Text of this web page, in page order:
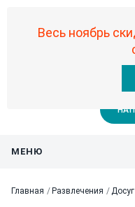
Главная Развлечения Досуг
Весь ноябрь